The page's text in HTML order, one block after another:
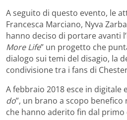
A seguito di questo evento, le
Francesca Marciano, Nyva
hanno deciso di portare avanti
More Life” un progetto che
dialogo sui temi del disagio, la
condivisione tra i fans di
A febbraio 2018 esce in digitale
do”, un brano a scopo
che hanno aderito fin dal